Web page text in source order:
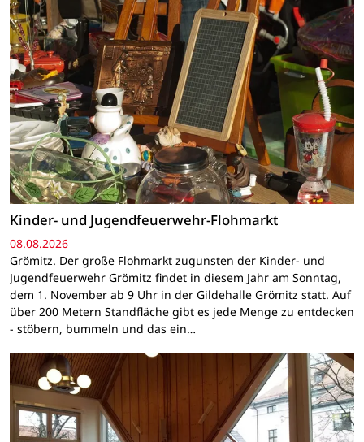
Kinder- und Jugendfeuerwehr-Flohmarkt
08.08.2026
Grömitz. Der große Flohmarkt zugunsten der Kinder- und
Jugendfeuerwehr Grömitz findet in diesem Jahr am Sonntag,
dem 1. November ab 9 Uhr in der Gildehalle Grömitz statt. Auf
über 200 Metern Standfläche gibt es jede Menge zu entdecken
- stöbern, bummeln und das ein…